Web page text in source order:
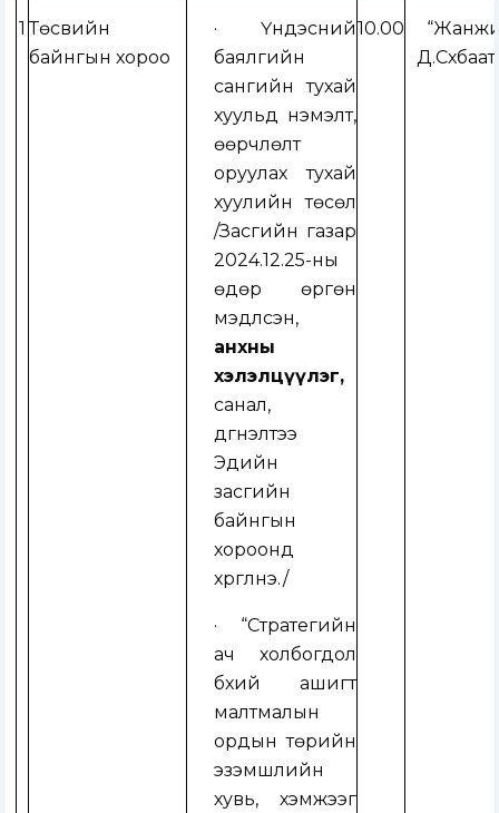
1 Төсвийн
байнгын хороо
·Үндэсний
баялгийн
сангийн тухай
хуульд нэмэлт,
өөрчлөлт
оруулах тухай
хуулийн төсөл
/Засгийн газар
2024.12.25-ны
өдөр өргөн
мэдүүлсэн,
анхны
хэлэлцүүлэг,
санал,
дүгнэлтээ
Эдийн
засгийн
байнгын
хороонд
хүргүүлнэ./
· “Стратегийн
ач холбогдол
бүхий ашигт
малтмалын
ордын төрийн
эзэмшлийн
хувь, хэмжээг
10.00